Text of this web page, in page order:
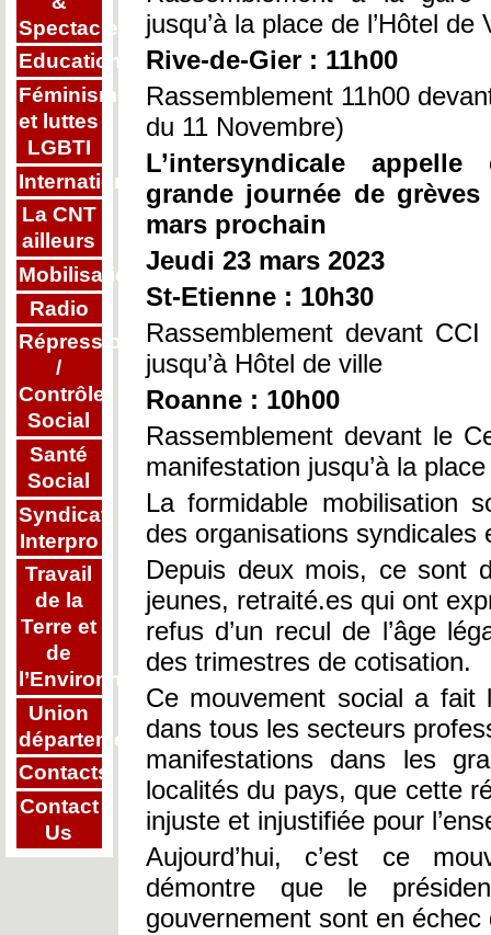
Spectacle
Education
Féminisme
et luttes
LGBTI
Internationalisme
La CNT
ailleurs
Mobilisations
Radio
Répression
/
Contrôle
Social
Santé
Social
Syndicat
Interpro
Travail
de la
Terre et
de
l’Environnement
Union
départementale
Contacts
Contact
Us
jusqu’à la place de l’Hôtel de
Rive-de-Gier : 11h00
Rassemblement 11h00
du 11 Novembre)
L’intersyndicale
grande journée de
mars prochain
Jeudi 23 mars 2023
St-Etienne : 10h30
Rassemblement devant
jusqu’à Hôtel de ville
Roanne : 10h00
Rassemblement devant le
manifestation jusqu’à la
La formidable mobilisation
des organisations syndicales
Depuis deux mois, ce sont
jeunes, retraité.es qui ont
refus d’un recul de l’âge
des trimestres de cotisation.
Ce mouvement social a fait
dans tous les secteurs
manifestations dans les
localités du pays, que cette
injuste et injustifiée pour
Aujourd’hui, c’est ce
démontre que le
gouvernement sont en échec